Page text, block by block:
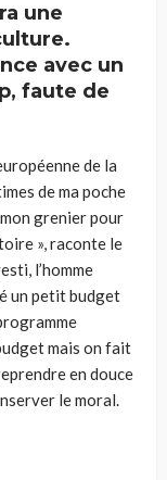
une
avec un
faute de
de la
de ma poche
grenier pour
», raconte le
l’homme
un petit budget
mais on fait
en douce
le moral.